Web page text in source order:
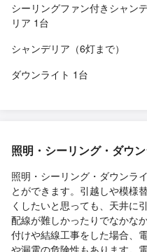
シーリングファン付きシャン
リア 1台
シャンデリア（6灯まで）
ダウンライト 1台
照明・シーリング・ダウ
照明・シーリング・ダウンラ
とができます。引越しや模様
くしたいと思っても、天井に
配線が難しかったりでなかな
付けや結線工事をした場合、